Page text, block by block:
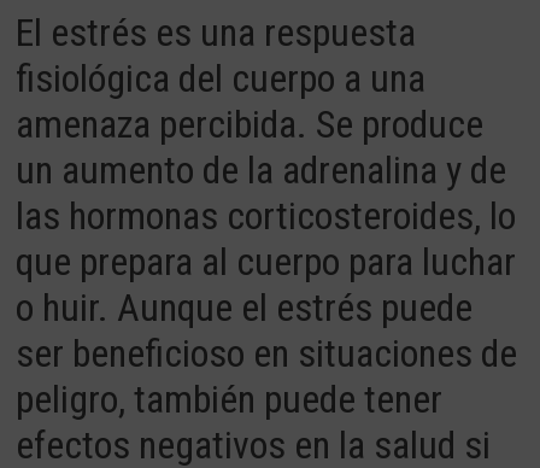
El estrés es una respuesta
fisiológica del cuerpo a una
amenaza percibida. Se produce
un aumento de la adrenalina yde
las hormonas corticosteroides, lo
que prepara al cuerpo para luchar
o huir. Aunque el estrés puede
ser beneficioso en situaciones de
peligro, también puede tener
efectos negativos en la salud si